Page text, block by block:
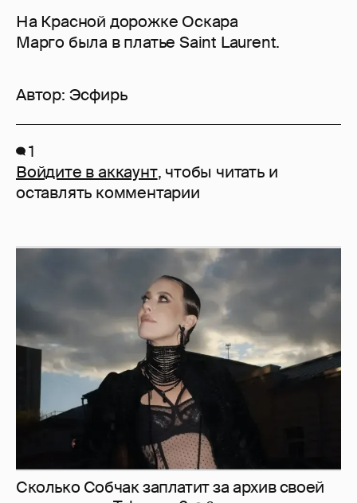
На Красной дорожке Оскара
Марго была в платье Saint Laurent.
Автор: Эсфирь
1
Войдите в аккаунт, чтобы читать и
оставлять комментарии
Сколько Собчак заплатит за архив своей